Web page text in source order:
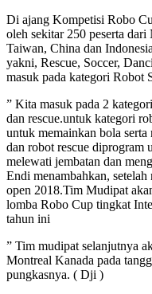
Di ajang Kompetisi Robo
oleh sekitar 250 peserta
Taiwan, China dan
yakni, Rescue, Soccer,
masuk pada kategori Robot
” Kita masuk pada 2
dan rescue.untuk kategori
untuk memainkan bola
dan robot rescue diprogram
melewati jembatan dan
Endi menambahkan, setelah
open 2018.Tim Mudipat
lomba Robo Cup tingkat
tahun ini
” Tim mudipat selanjutnya
Montreal Kanada pada
pungkasnya. ( Dji )